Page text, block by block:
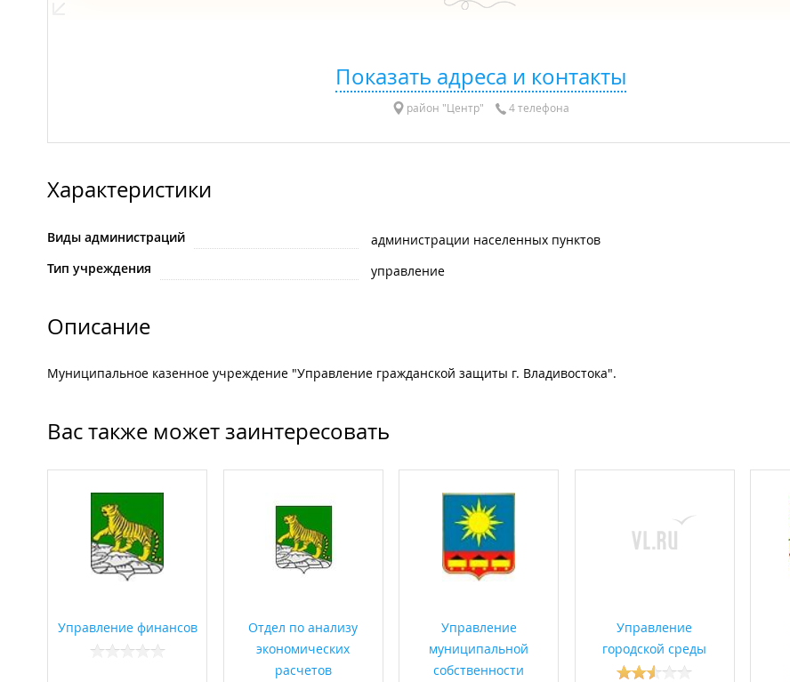
Показать адреса и контакты
район "Центр" 4 телефона
Характеристики
Виды администраций
администрации населенных пунктов
Тип учреждения
управление
Описание
Муниципальное казенное учреждение "Управление гражданской защиты г. Владивостока".
Вас также может заинтересовать
Управление финансов
Отдел по анализу
экономических
расчетов
Управление
муниципальной
собственности
Управление
городской среды